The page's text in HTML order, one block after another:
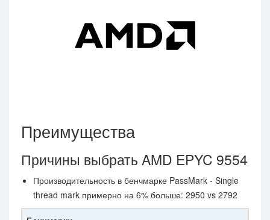
Преимущества
Причины выбрать AMD EPYC 9554
Производительность в бенчмарке PassMark - Single
thread mark примерно на 6% больше: 2950 vs 2792